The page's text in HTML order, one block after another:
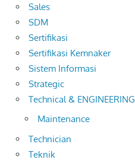
Sales
SDM
Sertifikasi
Sertifikasi Kemnaker
Sistem Informasi
Strategic
Technical & ENGINEERING
Maintenance
Technician
Teknik